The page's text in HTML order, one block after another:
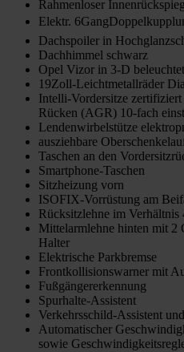
Rahmenloser
Elektr.
Dachspoiler in
Dachhimmel schwarz
Opel Vizor in 3-D beleuchtet
19Zoll-Leichtmetallräder
Intelli-Vordersitze
Rücken (AGR) 10-fach
Lendenwirbelstütze
ausziehbare
Taschen an den
Smartphone-Taschen
Sitzheizung vorn
ISOFIX-Vorrüstung am
Rücksitzlehne im
Mittelarmlehne hinten mit 2
Halter
Elektrische Parkbremse
Frontkollisionswarner mit
Fußgängererkennung
Spurhalte-Assistent
Verkehrsschild-Assistent
Automatischer
sowie